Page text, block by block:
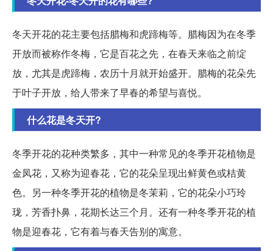
冬天开花的花主要包括腊梅和虎蹄梅等。腊梅因为在冬季
开放而被称作冬梅，它是百花之先，在春天来临之前绽
放，尤其是虎蹄梅，农历十月就开始盛开。腊梅的花朵先
于叶子开放，给人带来了早春的希望与喜悦。
什么花是冬天开?
冬季开花的花种类繁多，其中一种常见的冬季开花植物是
金凤花，又称为迎春花，它的花朵呈现出鲜黄色或桔黄
色。另一种冬季开花的植物是冬茉莉，它的花朵小巧玲
珑，芳香扑鼻，花期长达三个月。还有一种冬季开花的植
物是迎春花，它有着与春天告别的寓意。